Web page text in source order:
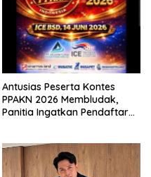
Antusias Peserta Kontes
PPAKN 2026 Membludak,
Panitia Ingatkan Pendaftaran